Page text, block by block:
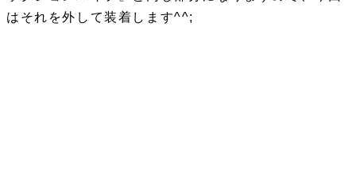
はそれを外して装着します^^;